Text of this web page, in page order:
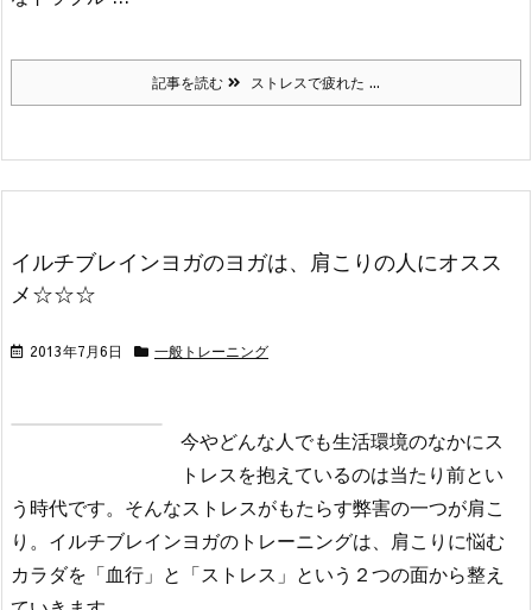
記事を読む ストレスで疲れた ...
イルチブレインヨガのヨガは、肩こりの人にオスス
メ☆☆☆
2013年7月6日 一般トレーニング
今やどんな人でも生活環境のなかにス
トレスを抱えているのは当たり前とい
う時代です。そんなストレスがもたらす弊害の一つが肩こ
り。イルチブレインヨガのトレーニングは、肩こりに悩む
カラダを「血行」と「ストレス」という２つの面から整え